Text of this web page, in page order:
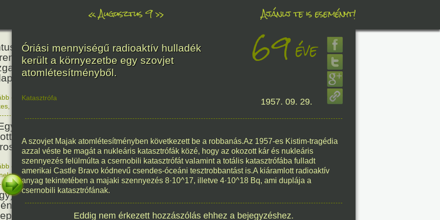
«Augusztus 9» Ajánlj te is eseményt!
János természettudós
és
megnyílt a
Állat- és Növénykert.
160
olvasom|Nincs hozzászólás, szólj hozzá!
Államok atombombát
Nagaszakira, három nappal
támadás után.
81éve
olvasom|Nincs hozzászólás, szólj hozzá!
1945. 08. 09.
Szent Izsák, az önálló
egyház megteremtőjének
1676éve
Óriási mennyiségű radioaktív hulladék
került a környezetbe egy szovjet
atomlétesítményből.
69éve
Katasztrófa 1957. 09. 29.
A szovjet Majak atomlétesítményben következett be a robbanás.Az 1957-es Kistim-tragédia
azzal véste be magát a nukleáris katasztrófák közé, hogy az okozott kár és nukleáris
szennyezés felülmúlta a csernobili katasztrófát valamint a totális katasztrófába fulladt
amerikai Castle Bravo kódnevű csendes-óceáni tesztrobbantást is.A kiáramlott radioaktív
anyag tekintetében a majaki szennyezés 8·10^17, illetve 4·10^18 Bq, ami duplája a
csernobili katasztrófának.
Eddig nem érkezett hozzászólás ehhez a bejegyzéshez.